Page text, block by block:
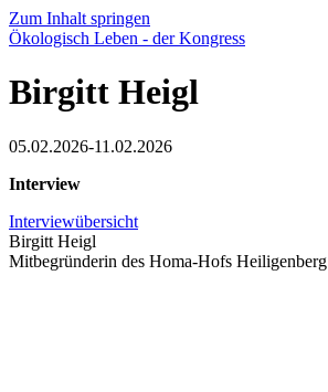
Zum Inhalt springen
Ökologisch Leben - der Kongress
Birgitt Heigl
05.02.2026-11.02.2026
Interview
Interviewübersicht
Birgitt Heigl
Mitbegründerin des Homa-Hofs Heiligenberg